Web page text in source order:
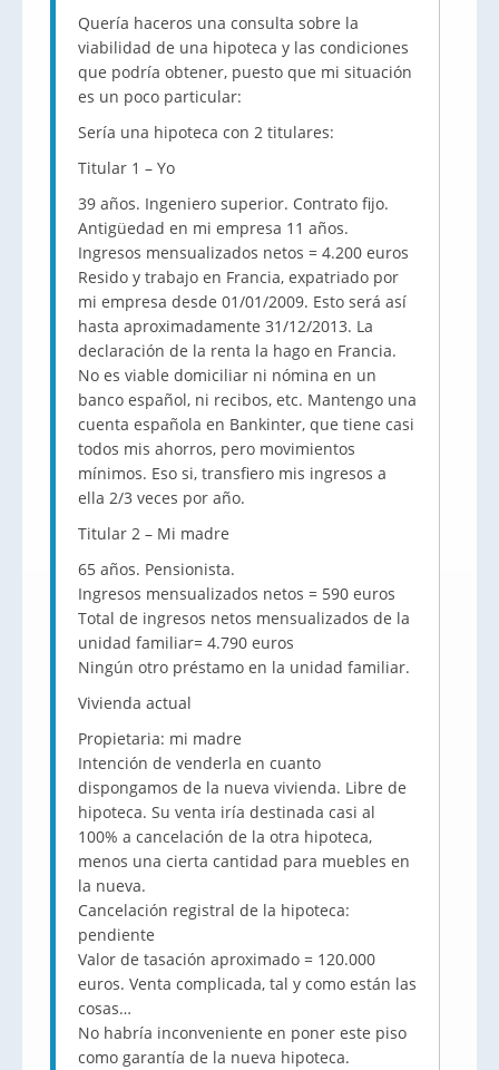
Quería haceros una consulta sobre la
viabilidad de una hipoteca y las condiciones
que podría obtener, puesto que mi situación
es un poco particular:
Sería una hipoteca con 2 titulares:
Titular 1 – Yo
39 años. Ingeniero superior. Contrato fijo.
Antigüedad en mi empresa 11 años.
Ingresos mensualizados netos = 4.200 euros
Resido y trabajo en Francia, expatriado por
mi empresa desde 01/01/2009. Esto será así
hasta aproximadamente 31/12/2013. La
declaración de la renta la hago en Francia.
No es viable domiciliar ni nómina en un
banco español, ni recibos, etc. Mantengo una
cuenta española en Bankinter, que tiene casi
todos mis ahorros, pero movimientos
mínimos. Eso si, transfiero mis ingresos a
ella 2/3 veces por año.
Titular 2 – Mi madre
65 años. Pensionista.
Ingresos mensualizados netos = 590 euros
Total de ingresos netos mensualizados de la
unidad familiar= 4.790 euros
Ningún otro préstamo en la unidad familiar.
Vivienda actual
Propietaria: mi madre
Intención de venderla en cuanto
dispongamos de la nueva vivienda. Libre de
hipoteca. Su venta iría destinada casi al
100% a cancelación de la otra hipoteca,
menos una cierta cantidad para muebles en
la nueva.
Cancelación registral de la hipoteca:
pendiente
Valor de tasación aproximado = 120.000
euros. Venta complicada, tal y como están las
cosas…
No habría inconveniente en poner este piso
como garantía de la nueva hipoteca.